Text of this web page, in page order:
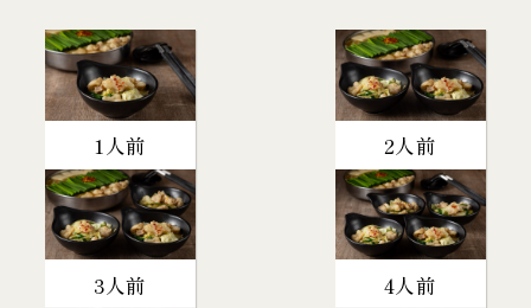
1人前 2人前
3人前 4人前